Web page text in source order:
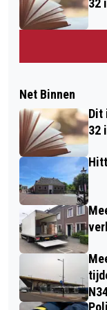
Net Binnen
Dit
32